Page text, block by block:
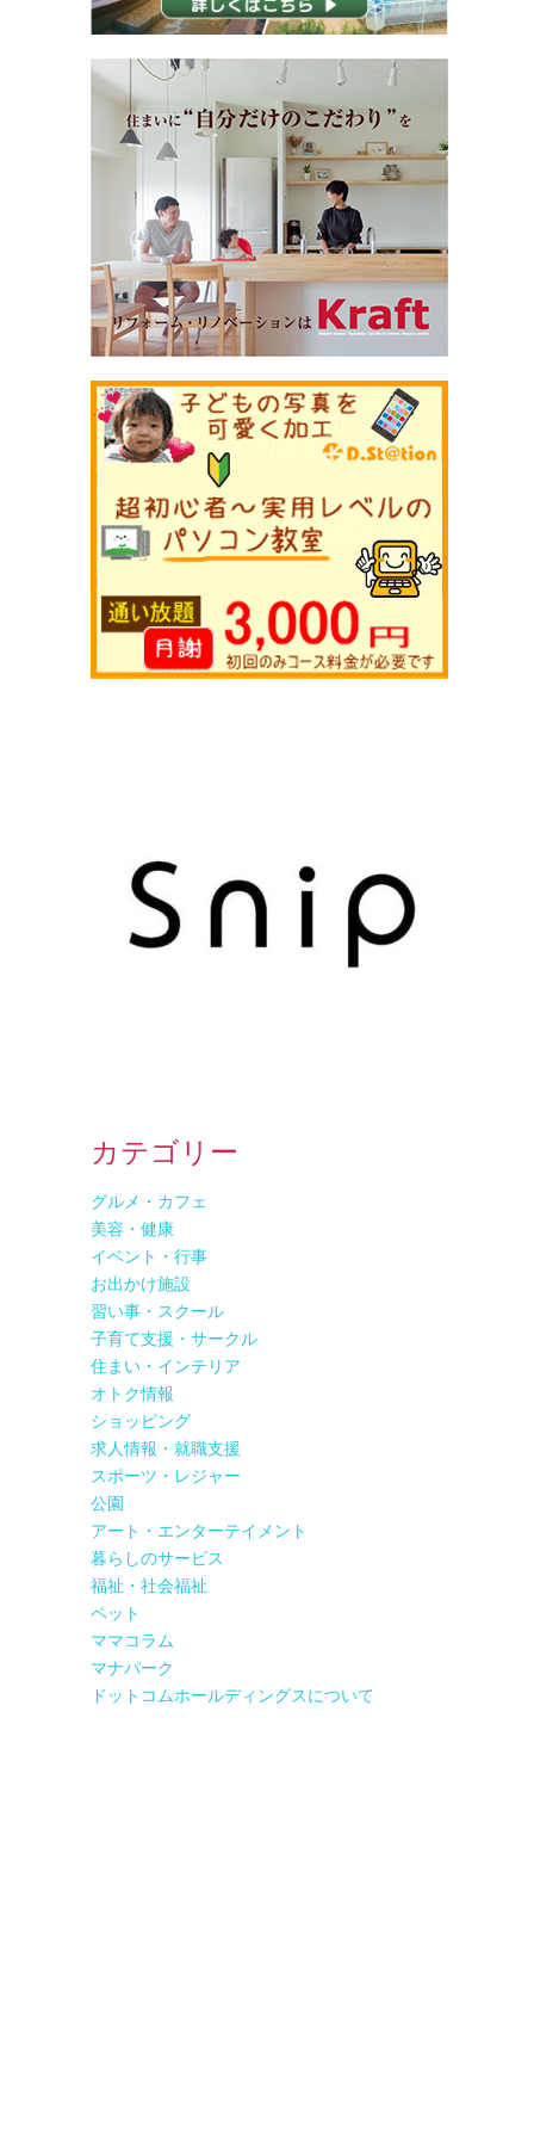
カテゴリー
グルメ・カフェ
美容・健康
イベント・行事
お出かけ施設
習い事・スクール
子育て支援・サークル
住まい・インテリア
オトク情報
ショッピング
求人情報・就職支援
スポーツ・レジャー
公園
アート・エンターテイメント
暮らしのサービス
福祉・社会福祉
ペット
ママコラム
マナパーク
ドットコムホールディングスについて